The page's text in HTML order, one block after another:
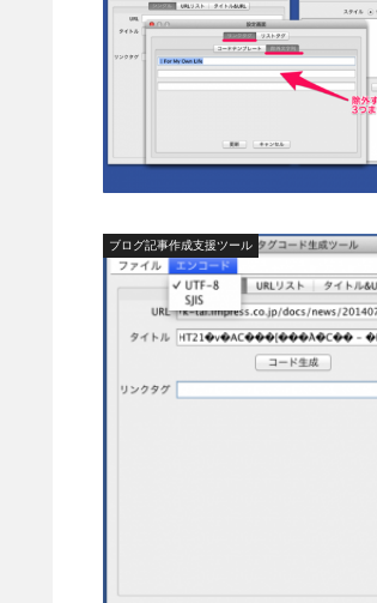
ブログ記事作成支援ツール